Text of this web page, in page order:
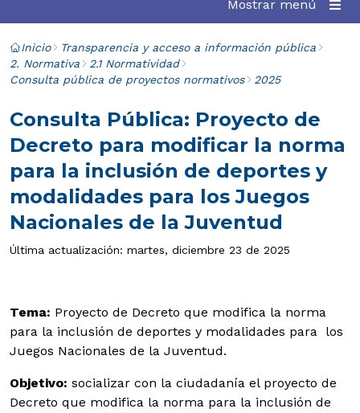
Mostrar menú
Inicio
Transparencia y acceso a información pública
2. Normativa
2.1 Normatividad
Consulta pública de proyectos normativos
2025
Consulta Pública: Proyecto de
Decreto para modificar la norma
para la inclusión de deportes y
modalidades para los Juegos
Nacionales de la Juventud
Última actualización: martes, diciembre 23 de 2025
Tema: Proyecto de Decreto que modifica la norma
para la inclusión de deportes y modalidades para los
Juegos Nacionales de la Juventud.
Objetivo: socializar con la ciudadanía el proyecto de
Decreto que modifica la norma para la inclusión de